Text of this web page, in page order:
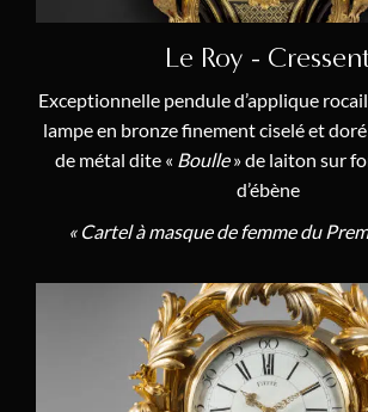
Le Roy -
Exceptionnelle pendule d’applique
lampe en bronze finement ciselé et
de métal dite « Boulle» de laiton sur
d’ébène
« Cartel à masque de femme du